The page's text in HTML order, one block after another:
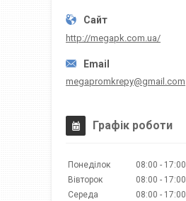
http://megapk.com.ua/
megapromkrepy@gmail.com
Графік роботи
Понеділок 08:00
17:00
Вівторок
08:00
17:00
Середа
08:00
17:00